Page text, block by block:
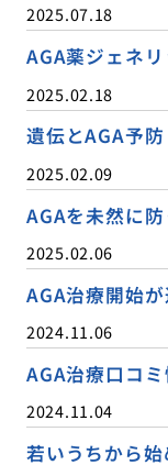
2025.07.18
AGA薬ジェネ
2025.02.18
遺伝とAGA予
2025.02.09
AGAを未然に
2025.02.06
AGA治療開始
2024.11.06
AGA治療口コ
2024.11.04
若いうちから